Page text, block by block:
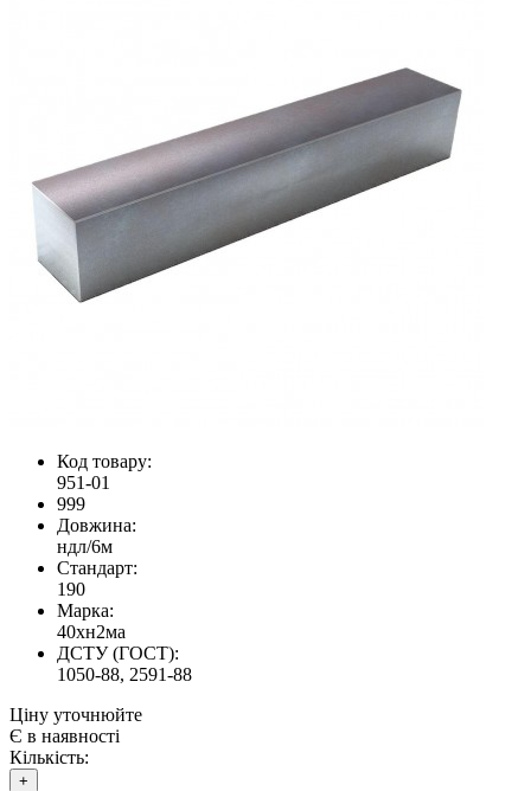
Код товару:
951-01
999
Довжина:
ндл/6м
Стандарт:
190
Марка:
40хн2ма
ДСТУ (ГОСТ):
1050-88, 2591-88
Ціну уточнюйте
Є в наявності
Кількість:
+